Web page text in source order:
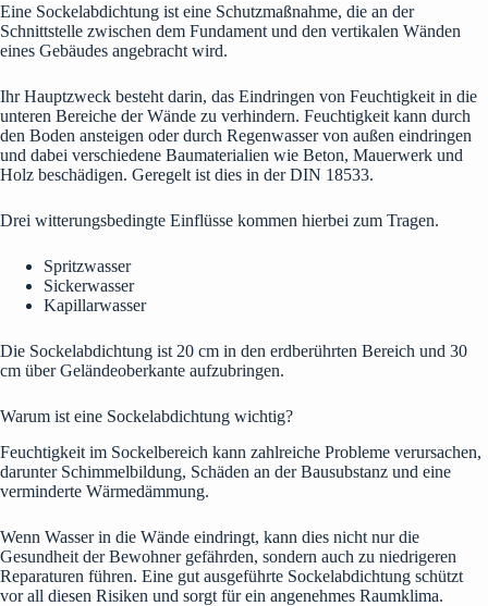
Eine Sockelabdichtung ist eine Schutzmaßnahme, die an der
Schnittstelle zwischen dem Fundament und den vertikalen Wänden
eines Gebäudes angebracht wird.
Ihr Hauptzweck besteht darin, das Eindringen von Feuchtigkeit in die
unteren Bereiche der Wände zu verhindern. Feuchtigkeit kann durch
den Boden ansteigen oder durch Regenwasser von außen eindringen
und dabei verschiedene Baumaterialien wie Beton, Mauerwerk und
Holz beschädigen. Geregelt ist dies in der DIN 18533.
Drei witterungsbedingte Einflüsse kommen hierbei zum Tragen.
Spritzwasser
Sickerwasser
Kapillarwasser
Die Sockelabdichtung ist 20 cm in den erdberührten Bereich und 30
cm über Geländeoberkante aufzubringen.
Warum ist eine Sockelabdichtung wichtig?
Feuchtigkeit im Sockelbereich kann zahlreiche Probleme verursachen,
darunter Schimmelbildung, Schäden an der Bausubstanz und eine
verminderte Wärmedämmung.
Wenn Wasser in die Wände eindringt, kann dies nicht nur die
Gesundheit der Bewohner gefährden, sondern auch zu niedrigeren
Reparaturen führen. Eine gut ausgeführte Sockelabdichtung schützt
vor all diesen Risiken und sorgt für ein angenehmes Raumklima.